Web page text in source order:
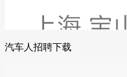
汽车人招聘下载